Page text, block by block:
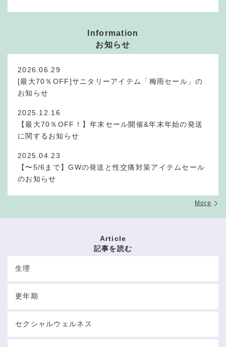
Information
お知らせ
2026.06.29
[最大70％OFF]サニタリーアイテム「梅雨セール」の
お知らせ
2025.12.16
【最大70％OFF！】年末セール開催&年末年始の発送
に関するお知らせ
2025.04.23
【〜5/6まで】GWの発送と性交痛対策アイテムセール
のお知らせ
More
Article
記事を読む
生理
更年期
セクシャルウェルネス